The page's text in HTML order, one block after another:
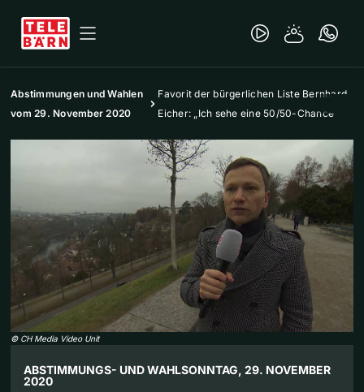
Abstimmungen und Wahlen
vom 29. November 2020
Favorit der bürgerlichen Liste Bernhard
Eicher: „Ich sehe eine 50/50-Chance“
© CH Media Video Unit
ABSTIMMUNGS- UND WAHLSONNTAG, 29. NOVEMBER
2020